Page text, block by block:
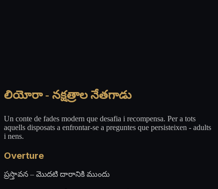
లియోరా - నక్షత్రాల నేతగాడు
Un conte de fades modern que desafia i recompensa. Per a tots
aquells disposats a enfrontar-se a preguntes que persisteixen - adults
i nens.
Overture
ప్రస్తావన – మొదటి దారానికి ముందు